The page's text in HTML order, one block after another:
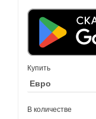
Купить
В количестве